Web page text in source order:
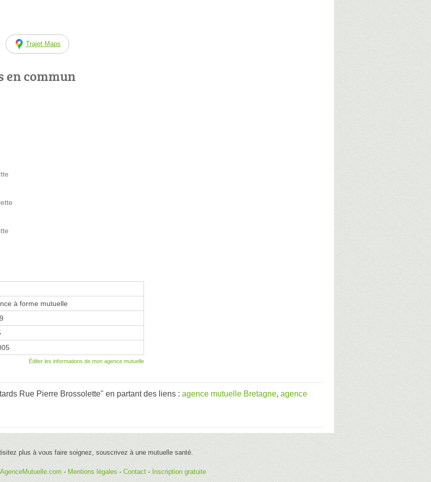
Trajet Maps
commun
à forme mutuelle
Éditer les informations de mon agence mutuelle
Rue Pierre Brossolette" en partant des liens : agence mutuelle Bretagne, agence
plus à vous faire soignez, souscrivez à une mutuelle santé.
AgenceMutuelle.com - Mentions légales - Contact- Inscription gratuite